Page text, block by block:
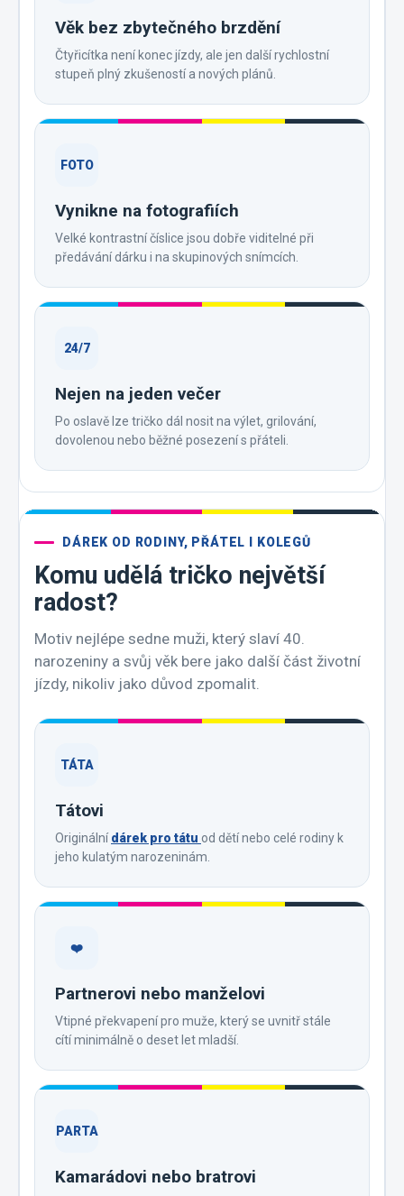
Věk bez zbytečného brzdění
Čtyřicítka není konec jízdy, ale jen další rychlostní
stupeň plný zkušeností a nových plánů.
FOTO
Vynikne na fotografiích
Velké kontrastní číslice jsou dobře viditelné při
předávání dárku i na skupinových snímcích.
24/7
Nejen na jeden večer
Po oslavě lze tričko dál nosit na výlet, grilování,
dovolenou nebo běžné posezení s přáteli.
DÁREK OD RODINY, PŘÁTEL I KOLEGŮ
Komu udělá tričko největší
radost?
Motiv nejlépe sedne muži, který slaví 40.
narozeniny a svůj věk bere jako další část životní
jízdy, nikoliv jako důvod zpomalit.
TÁTA
Tátovi
Originálnídárek pro tátu od dětí nebo celé rodiny k
jeho kulatým narozeninám.
❤️
Partnerovi nebo manželovi
Vtipné překvapení pro muže, který se uvnitř stále
cítí minimálně o deset let mladší.
PARTA
Kamarádovi nebo bratrovi